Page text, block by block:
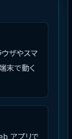
ウザやスマ
末で動く
アプリで